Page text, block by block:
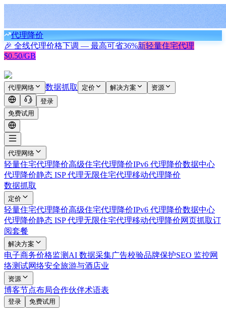
代理降价
🎉 全线代理价格下调 — 最高可省36%新轻量住宅代理
$0.50/GB
代理网络 数据抓取 定价 解决方案
资源
登录
免费试用
代理网络
轻量住宅代理降价高级住宅代理降价IPv6 代理降价数据中心
代理降价静态 ISP 代理无限住宅代理移动代理降价
数据抓取
定价
轻量住宅代理降价高级住宅代理降价IPv6 代理降价数据中心
代理降价静态 ISP 代理无限住宅代理移动代理降价网页抓取订
阅套餐
解决方案
电子商务价格监测 AI 数据采集广告校验品牌保护SEO 监控网
络测试网络安全旅游与酒店业
资源
博客节点布局合作伙伴术语表
登录 免费试用